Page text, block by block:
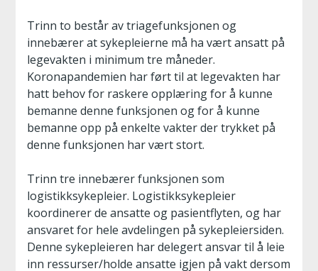
Trinn to består av triagefunksjonen og
innebærer at sykepleierne må ha vært ansatt på
legevakten i minimum tre måneder.
Koronapandemien har ført til at legevakten har
hatt behov for raskere opplæring for å kunne
bemanne denne funksjonen og for å kunne
bemanne opp på enkelte vakter der trykket på
denne funksjonen har vært stort.
Trinn tre innebærer funksjonen som
logistikksykepleier. Logistikksykepleier
koordinerer de ansatte og pasientflyten, og har
ansvaret for hele avdelingen på sykepleiersiden.
Denne sykepleieren har delegert ansvar til å leie
inn ressurser/holde ansatte igjen på vakt dersom